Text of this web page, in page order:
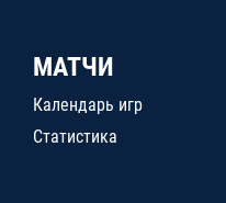
МАТЧИ
Календарь игр
Статистика